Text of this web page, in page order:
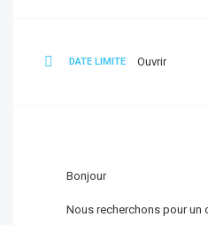
DATE LIMITE Ouvrir
Bonjour
Nous recherchons pour un